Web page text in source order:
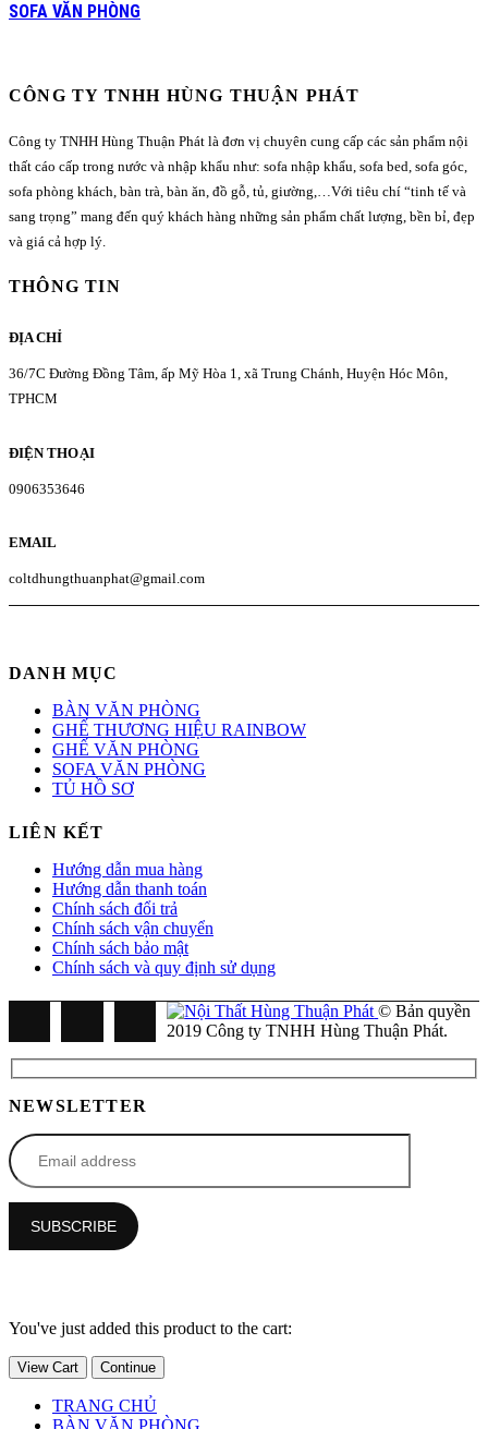
SOFA VĂN PHÒNG
CÔNG TY TNHH HÙNG THUẬN PHÁT
Công ty TNHH Hùng Thuận Phát là đơn vị chuyên cung cấp các sản phẩm nội
thất cáo cấp trong nước và nhập khẩu như: sofa nhập khẩu, sofa bed, sofa góc,
sofa phòng khách, bàn trà, bàn ăn, đồ gỗ, tủ, giường,…Với tiêu chí “tinh tế và
sang trọng” mang đến quý khách hàng những sản phẩm chất lượng, bền bỉ, đẹp
và giá cả hợp lý.
THÔNG TIN
ĐỊA CHỈ
36/7C Đường Đồng Tâm, ấp Mỹ Hòa 1, xã Trung Chánh, Huyện Hóc Môn,
TPHCM
ĐIỆN THOẠI
0906353646
EMAIL
coltdhungthuanphat@gmail.com
DANH MỤC
BÀN VĂN PHÒNG
GHẾ THƯƠNG HIỆU RAINBOW
GHẾ VĂN PHÒNG
SOFA VĂN PHÒNG
TỦ HỒ SƠ
LIÊN KẾT
Hướng dẫn mua hàng
Hướng dẫn thanh toán
Chính sách đổi trả
Chính sách vận chuyển
Chính sách bảo mật
Chính sách và quy định sử dụng
© Bản quyền
2019 Công ty TNHH Hùng Thuận Phát.
NEWSLETTER
You've just added this product to the cart:
View Cart Continue
TRANG CHỦ